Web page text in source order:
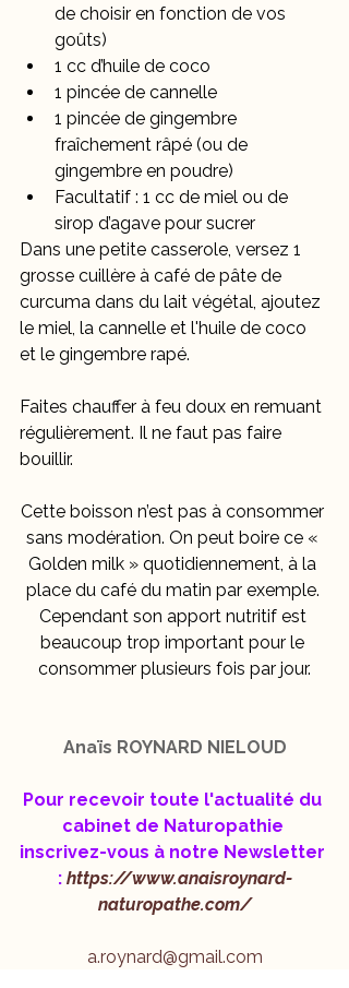
de choisir en fonction de vos
goûts)
1 cc d’huile de coco
1 pincée de cannelle
1 pincée de gingembre
fraîchement râpé (ou de
gingembre en poudre)
Facultatif : 1 cc de miel ou de
sirop d’agave pour sucrer
Dans une petite casserole, versez 1
grosse cuillère à café de pâte de
curcuma dans du lait végétal, ajoutez
le miel, la cannelle et l'huile de coco
et le gingembre rapé.
Faites chauffer à feu doux en remuant
régulièrement. Il ne faut pas faire
bouillir.
Cette boisson n’est pas à consommer
sans modération. On peut boire ce «
Golden milk » quotidiennement, à la
place du café du matin par exemple.
Cependant son apport nutritif est
beaucoup trop important pour le
consommer plusieurs fois par jour.
Anaïs ROYNARD NIELOUD
Pour recevoir toute l'actualité du
cabinet de Naturopathie
inscrivez-vous à notre Newsletter
: https://www.anaisroynard-
naturopathe.com/
a.roynard@gmail.com